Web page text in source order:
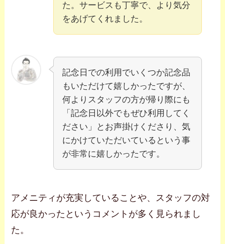
た。サービスも丁寧で、より気分
をあげてくれました。
記念日での利用でいくつか記念品
もいただけて嬉しかったですが、
何よりスタッフの方が帰り際にも
「記念日以外でもぜひ利用してく
ださい」とお声掛けくださり、気
にかけていただいているという事
が非常に嬉しかったです。
アメニティが充実していることや、スタッフの対
応が良かったというコメントが多く見られまし
た。